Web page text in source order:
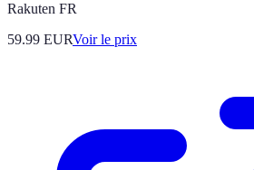
Rakuten FR
59.99 EURVoir le prix